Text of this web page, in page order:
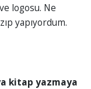
logosu. Ne
yapıyordum.
kitap yazmaya